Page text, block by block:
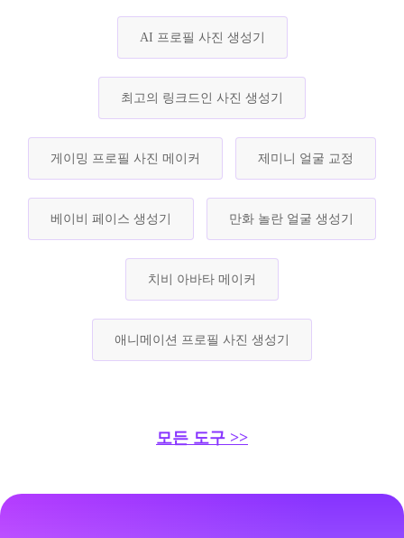
AI 프로필 사진 생성기
최고의 링크드인 사진 생성기
게이밍 프로필 사진 메이커 제미니 얼굴 교정
베이비 페이스 생성기 만화 놀란 얼굴 생성기
치비 아바타 메이커
애니메이션 프로필 사진 생성기
모든 도구 >>